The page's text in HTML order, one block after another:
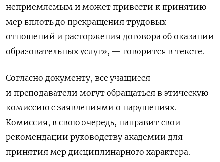
неприемлемым и может привести к принятию
мер вплоть до прекращения трудовых
отношений и расторжения договора об оказании
образовательных услуг», — говорится в тексте.
Согласно документу, все учащиеся
и преподаватели могут обращаться в этическую
комиссию с заявлениями о нарушениях.
Комиссия, в свою очередь, направит свои
рекомендации руководству академии для
принятия мер дисциплинарного характера.